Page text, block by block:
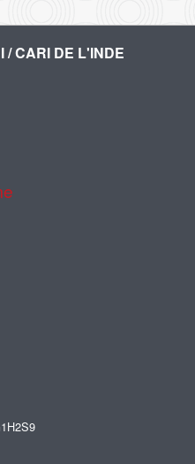
/ CARI DE L'INDE